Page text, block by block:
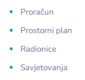
Proračun
Prostorni plan
Radionice
Savjetovanja